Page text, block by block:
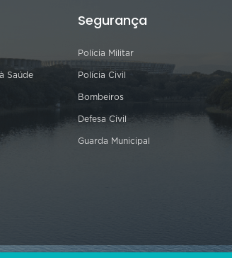
Saúde
Segurança
Polícia Militar
Polícia Civil
Bombeiros
Defesa Civil
Guarda Municipal